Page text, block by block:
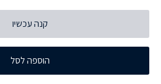
Acer
V
16
61-
קנה עכשיו
הוספה לסל